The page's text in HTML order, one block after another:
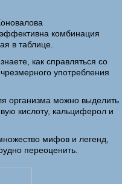
комбинация
в таблице.
как справляться со
употребления
организма можно выделить
кислоту, кальциферол и
мифов и легенд,
переоценить.